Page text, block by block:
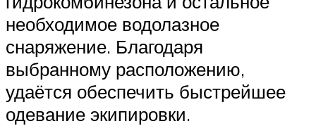
необходимое водолазное
снаряжение. Благодаря
выбранному расположению,
удаётся обеспечить быстрейшее
одевание экипировки.